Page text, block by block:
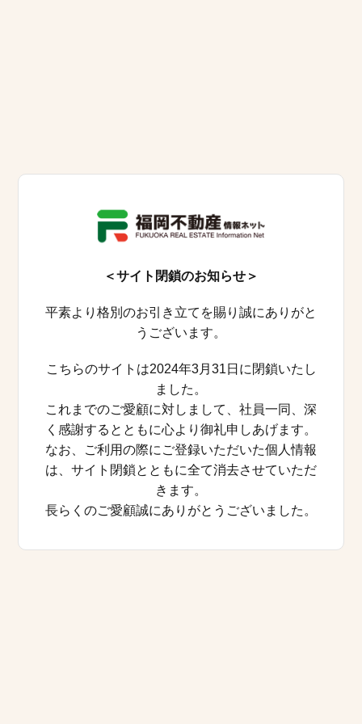
＜サイト閉鎖のお知らせ＞
平素より格別のお引き立てを賜り誠にありがと
うございます。
こちらのサイトは2024年3月31日に閉鎖いたし
ました。
これまでのご愛顧に対しまして、社員一同、深
く感謝するとともに心より御礼申しあげます。
なお、ご利用の際にご登録いただいた個人情報
は、サイト閉鎖とともに全て消去させていただ
きます。
長らくのご愛顧誠にありがとうございました。